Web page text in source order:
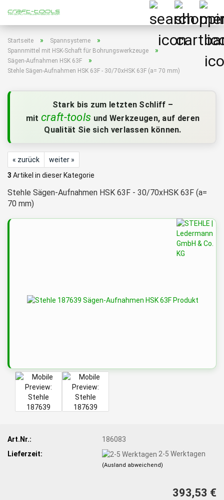
Startseite » Spannsysteme »
Spannmittel mit HSK-Schaft für Bohrungswerkzeuge »
Sägen-Aufnahmen HSK 63F »
Stehle Sägen-Aufnahmen HSK 63F - 30/70xHSK 63F (a= 70 mm)
Stark bis zum letzten Schliff –
mitcraft-tools und Werkzeugen, auf deren
Qualität Sie sich verlassen können.
« zurück
weiter »
3 Artikel in dieser Kategorie
Stehle Sägen-Aufnahmen HSK 63F - 30/70xHSK 63F (a=
70 mm)
Art.Nr.:
186083
Lieferzeit:
2-5 Werktagen
(Ausland abweichend)
393,53 €